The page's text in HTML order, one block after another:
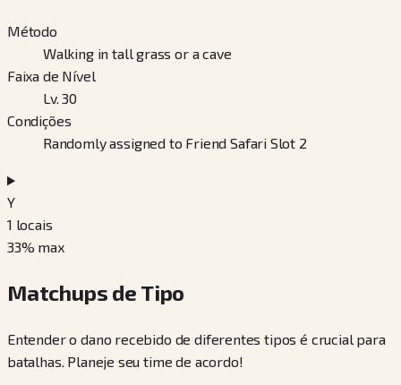
Método
Walking in tall grass or a cave
Faixa de Nível
Lv. 30
Condições
Randomly assigned to Friend Safari Slot 2
Y
1 locais
33% max
Matchups de Tipo
Entender o dano recebido de diferentes tipos é crucial para
batalhas. Planeje seu time de acordo!